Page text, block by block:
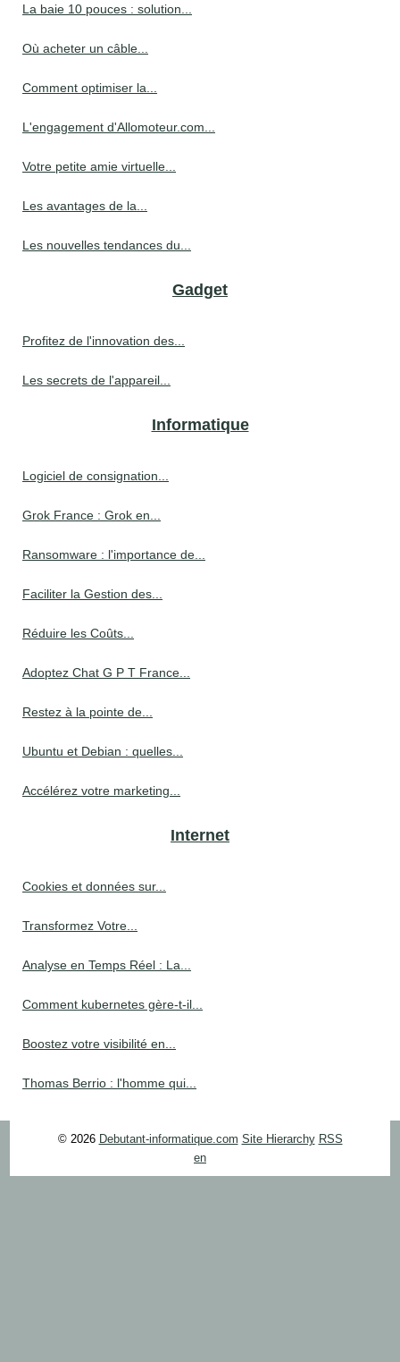
La baie 10 pouces : solution...
Où acheter un câble...
Comment optimiser la...
L'engagement d'Allomoteur.com...
Votre petite amie virtuelle...
Les avantages de la...
Les nouvelles tendances du...
Gadget
Profitez de l'innovation des...
Les secrets de l'appareil...
Informatique
Logiciel de consignation...
Grok France : Grok en...
Ransomware : l'importance de...
Faciliter la Gestion des...
Réduire les Coûts...
Adoptez Chat G P T France...
Restez à la pointe de...
Ubuntu et Debian : quelles...
Accélérez votre marketing...
Internet
Cookies et données sur...
Transformez Votre...
Analyse en Temps Réel : La...
Comment kubernetes gère-t-il...
Boostez votre visibilité en...
Thomas Berrio : l'homme qui...
© 2026 Debutant-informatique.com Site Hierarchy RSS
en